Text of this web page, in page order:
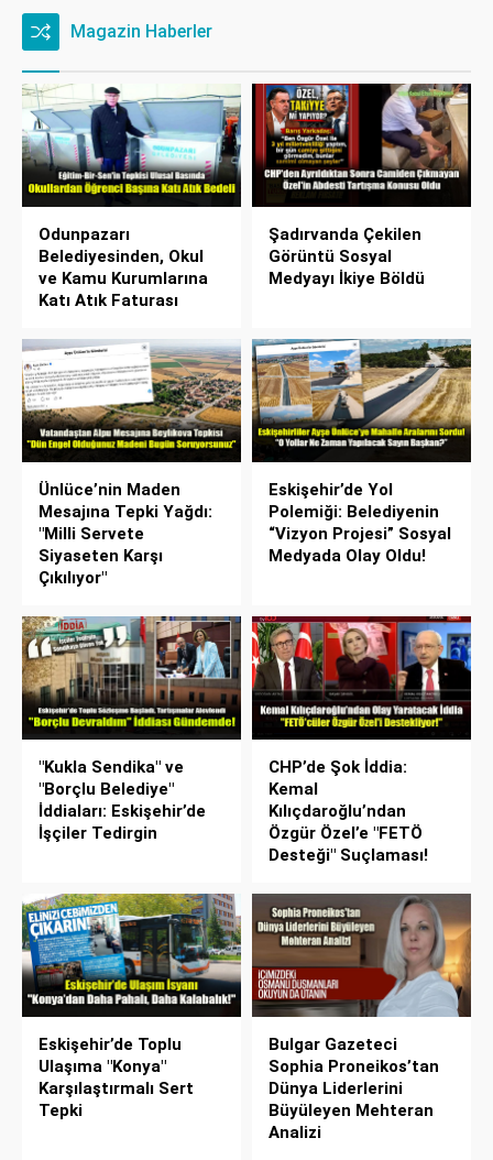
Magazin Haberler
Odunpazarı
Belediyesinden, Okul
ve Kamu Kurumlarına
Katı Atık Faturası
Şadırvanda Çekilen
Görüntü Sosyal
Medyayı İkiye Böldü
Ünlüce’nin Maden
Mesajına Tepki Yağdı:
"Milli Servete
Siyaseten Karşı
Çıkılıyor"
Eskişehir’de Yol
Polemiği: Belediyenin
“Vizyon Projesi” Sosyal
Medyada Olay Oldu!
"Kukla Sendika" ve
"Borçlu Belediye"
İddiaları: Eskişehir’de
İşçiler Tedirgin
CHP’de Şok İddia:
Kemal
Kılıçdaroğlu’ndan
Özgür Özel’e "FETÖ
Desteği" Suçlaması!
Eskişehir’de Toplu
Ulaşıma "Konya"
Karşılaştırmalı Sert
Tepki
Bulgar Gazeteci
Sophia Proneikos’tan
Dünya Liderlerini
Büyüleyen Mehteran
Analizi